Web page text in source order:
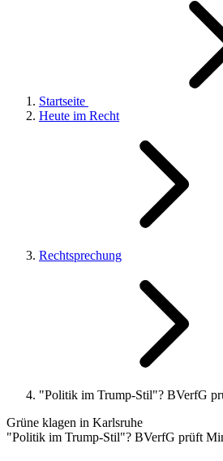
Startseite
Heute im Recht
Rechtsprechung
"Politik im Trump-Stil"? BVerfG
Grüne klagen in Karlsruhe
"Politik im Trump-Stil"? BVerfG prüft